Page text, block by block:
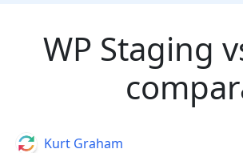
WP Staging
AuthorKurt Graham